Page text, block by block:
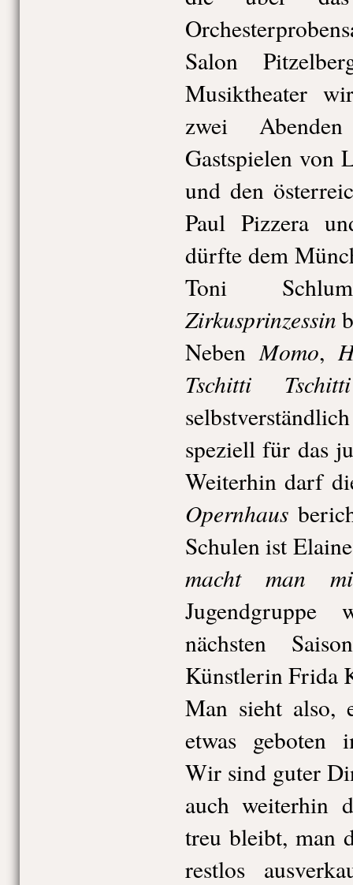
Salon
Musiktheater
zwei
Gastspielen von
und den
Paul Pizzera
dürfte dem
Toni
Zirkusprinzessin
NebenMomo,
Tschitti
speziell für das
Weiterhin darf
Opernhaus
Schulen ist
macht man
nächsten
Künstlerin Frida
Man sieht also,
etwas geboten
Wir sind guter
auch weiterhin
treu bleibt, man
restlos